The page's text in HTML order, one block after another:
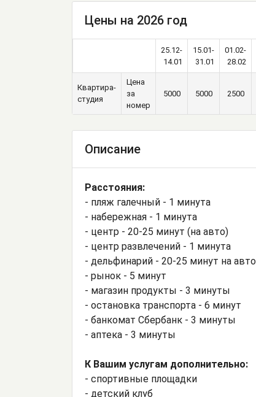
Цены на 2026 год
25.12-
14.01
15.01-
31.01
01.02-
28.02
Квартира-
студия
Цена
за
номер
5000 5000 2500
Описание
Расстояния:
- пляж галечный - 1 минута
- набережная - 1 минута
- центр - 20-25 минут (на авто)
- центр развлечений - 1 минута
- дельфинарий - 20-25 минут на авто
- рынок - 5 минут
- магазин продукты - 3 минуты
- остановка транспорта - 6 минут
- банкомат Сбербанк - 3 минуты
- аптека - 3 минуты
К Вашим услугам дополнительно:
- спортивные площадки
- детский клуб